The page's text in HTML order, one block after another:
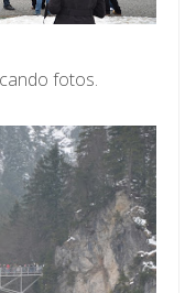
fotos.